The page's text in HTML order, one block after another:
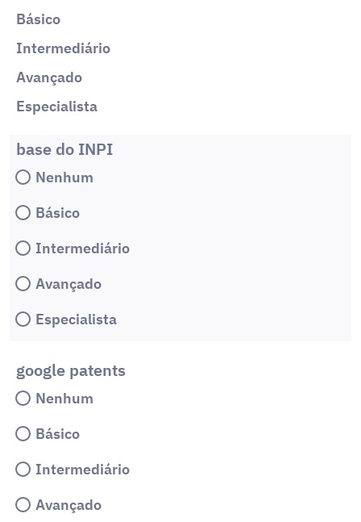
Básico
Intermediário
Avançado
Especialista
base do INPI
Nenhum
Básico
Intermediário
Avançado
Especialista
google patents
Nenhum
Básico
Intermediário
Avançado